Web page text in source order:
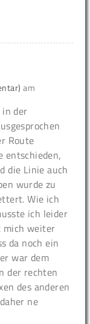
am
in der
Route
entschieden,
die Linie auch
wurde zu
Wie ich
ich leider
mich weiter
da noch ein
war dem
der rechten
des anderen
ne